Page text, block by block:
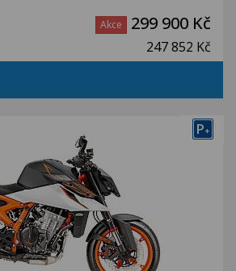
Akce 299 900 Kč
247 852 Kč
P+